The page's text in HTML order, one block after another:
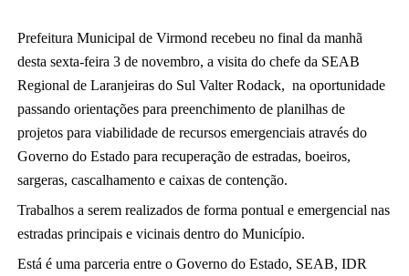
Prefeitura Municipal de Virmond recebeu no final da manhã
desta sexta-feira 3 de novembro, a visita do chefe da SEAB
Regional de Laranjeiras do Sul Valter Rodack,  na oportunidade
passando orientações para preenchimento de planilhas de
projetos para viabilidade de recursos emergenciais através do
Governo do Estado para recuperação de estradas, boeiros,
sargeras, cascalhamento e caixas de contenção.
Trabalhos a serem realizados de forma pontual e emergencial nas
estradas principais e vicinais dentro do Município.
Está é uma parceria entre o Governo do Estado, SEAB, IDR